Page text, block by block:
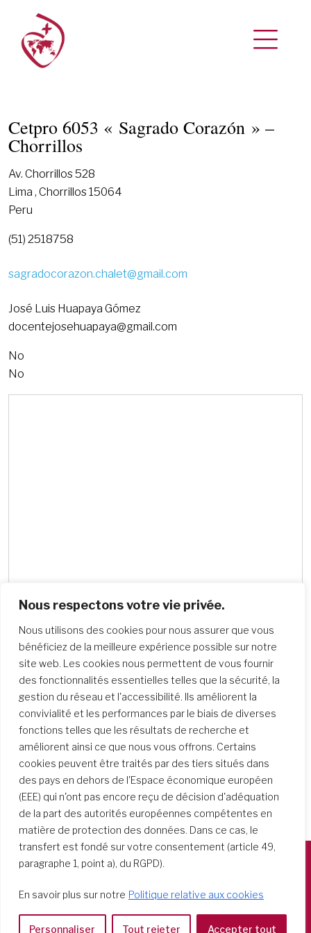
Nous respectons votre vie privée.
Nous utilisons des cookies pour nous assurer que vous
bénéficiez de la meilleure expérience possible sur notre
site web. Les cookies nous permettent de vous fournir
des fonctionnalités essentielles telles que la sécurité, la
gestion du réseau et l'accessibilité. Ils améliorent la
convivialité et les performances par le biais de diverses
fonctions telles que les résultats de recherche et
améliorent ainsi ce que nous vous offrons. Certains
cookies peuvent être traités par des tiers situés dans
des pays en dehors de l'Espace économique européen
(EEE) qui n'ont pas encore reçu de décision d'adéquation
de la part des autorités européennes compétentes en
matière de protection des données. Dans ce cas, le
transfert est fondé sur votre consentement (article 49,
paragraphe 1, point a), du RGPD).
En savoir plus sur notre Politique relative aux cookies
Personnaliser Tout rejeter Accepter tout
Cetpro 6053 « Sagrado Corazón » –
Chorrillos
Av. Chorrillos 528
Lima , Chorrillos 15064
Peru
(51) 2518758
sagradocorazon.chalet@gmail.com
José Luis Huapaya Gómez
docentejosehuapaya@gmail.com
No
No
Recherche d’écoles
Casa Generalizia
Via Tarquinio Vipera, 16 - 00152 Roma